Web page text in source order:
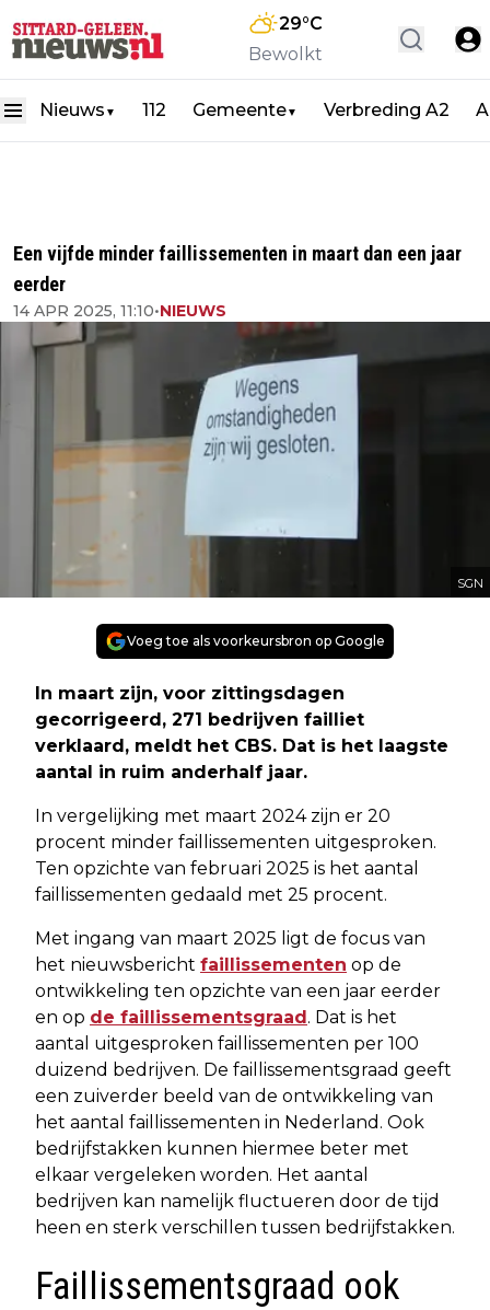
29°C
Bewolkt
Nieuws ▼ 112 Gemeente▼ Verbreding A2
Een vijfde minder faillissementen in maart dan een jaar
eerder
14 APR 2025, 11:10•NIEUWS
SGN
Voeg toe als voorkeursbron op Google
In maart zijn, voor zittingsdagen
gecorrigeerd, 271 bedrijven failliet
verklaard, meldt het CBS. Dat is het laagste
aantal in ruim anderhalf jaar.
In vergelijking met maart 2024 zijn er 20
procent minder faillissementen uitgesproken.
Ten opzichte van februari 2025 is het aantal
faillissementen gedaald met 25 procent.
Met ingang van maart 2025 ligt de focus van
het nieuwsbericht faillissementen op de
ontwikkeling ten opzichte van een jaar eerder
en op de faillissementsgraad. Dat is het
aantal uitgesproken faillissementen per 100
duizend bedrijven. De faillissementsgraad geeft
een zuiverder beeld van de ontwikkeling van
het aantal faillissementen in Nederland. Ook
bedrijfstakken kunnen hiermee beter met
elkaar vergeleken worden. Het aantal
bedrijven kan namelijk fluctueren door de tijd
heen en sterk verschillen tussen bedrijfstakken.
Faillissementsgraad ook